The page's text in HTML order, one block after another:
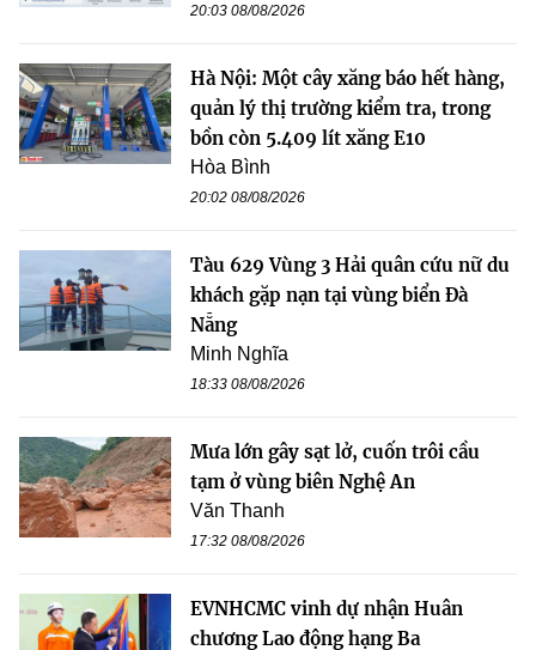
20:03 08/08/2026
Hà Nội: Một cây xăng báo hết hàng,
quản lý thị trường kiểm tra, trong
bồn còn 5.409 lít xăng E10
Hòa Bình
20:02 08/08/2026
Tàu 629 Vùng 3 Hải quân cứu nữ du
khách gặp nạn tại vùng biển Đà
Nẵng
Minh Nghĩa
18:33 08/08/2026
Mưa lớn gây sạt lở, cuốn trôi cầu
tạm ở vùng biên Nghệ An
Văn Thanh
17:32 08/08/2026
EVNHCMC vinh dự nhận Huân
chương Lao động hạng Ba